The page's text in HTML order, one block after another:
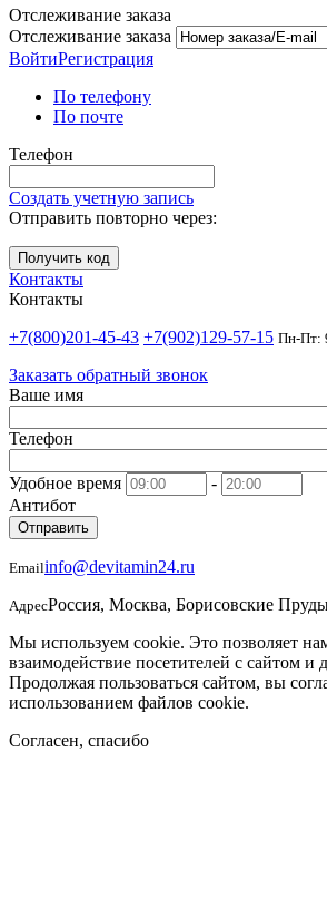
Отслеживание заказа
Отслеживание заказа
ВойтиРегистрация
По телефону
По почте
Телефон
Создать учетную запись
Отправить повторно через:
Получить код
Контакты
Контакты
+7(800)201-45-43 +7(902)129-57-15 Пн-Пт:
Заказать обратный звонок
Ваше имя
Телефон
Удобное время
-
Антибот
Отправить
Emailinfo@devitamin24.ru
АдресРоссия, Москва, Борисовские
Мы используем cookie. Это позволяет
взаимодействие посетителей с сайтом и
Продолжая пользоваться сайтом, вы
использованием файлов cookie.
Согласен, спасибо